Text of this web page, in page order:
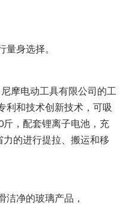
身选择。
摩电动工具有限公司的工
利和技术创新技术，可吸
，配套锂离子电池，充
的进行提拉、搬运和移
洁净的玻璃产品，